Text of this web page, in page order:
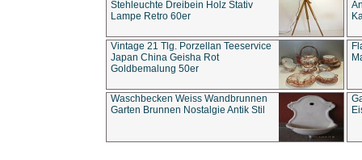
Stehleuchte Dreibein Holz Stativ
Lampe Retro 60er
Vintage 21 Tlg. Porzellan Teeservice
Japan China Geisha Rot
Goldbemalung 50er
Waschbecken Weiss Wandbrunnen
Garten Brunnen Nostalgie Antik Stil